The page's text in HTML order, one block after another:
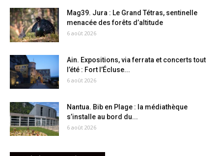
Mag39. Jura : Le Grand Tétras, sentinelle
menacée des forêts d’altitude
6 août 2026
Ain. Expositions, via ferrata et concerts tout
l’été : Fort l’Écluse...
6 août 2026
Nantua. Bib en Plage : la médiathèque
s’installe au bord du...
6 août 2026